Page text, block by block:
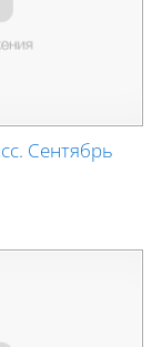
Сентябрь